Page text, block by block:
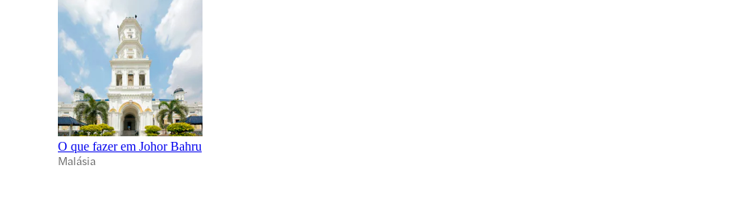
O que fazer em Johor Bahru
Malásia